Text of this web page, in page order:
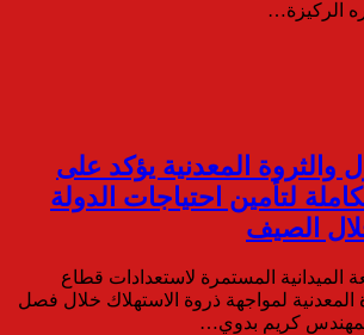
الركيزة…
والثروة المعدنية يؤكد على
لتأمين احتياجات الدولة
الصيف
الميدانية المستمرة لاستعدادات قطاع
المعدنية لمواجهة ذروة الاستهلاك خلال فصل
كريم بدوي…